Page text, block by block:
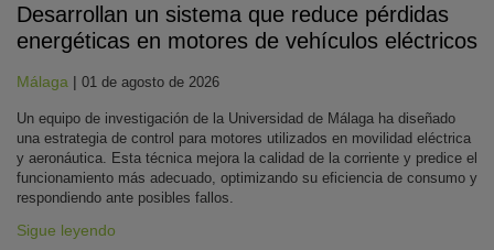
Desarrollan un sistema que reduce pérdidas
energéticas en motores de vehículos eléctricos
Málaga | 01 de agosto de 2026
Un equipo de investigación de la Universidad de Málaga ha diseñado
una estrategia de control para motores utilizados en movilidad eléctrica
y aeronáutica. Esta técnica mejora la calidad de la corriente y predice el
funcionamiento más adecuado, optimizando su eficiencia de consumo y
respondiendo ante posibles fallos.
Sigue leyendo